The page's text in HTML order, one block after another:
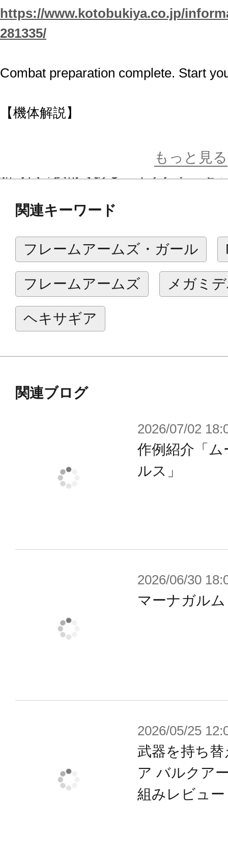
https://www.kotobukiya.co.jp/
281335/
Combat preparation complete. Start
【機体解説】
開発から間もなく登場した第一世代
は、中でも特にシンプルな「ヘキサ
例とも言える。
このような既存機械のヘキサグラム
成し、へキサグラムの恩恵による連
ベースモデルから継承される使い勝
そのシンプルさゆえの信頼性から当
つ使用され続けており、投入される
仕様の「イエティ」など様々な派生
搭載し各種アーマータイプやネット
ではSANATと連接できるように通
されている。
物顔で闊歩している。
【商品仕様】
■各所に備えた3mm径、ヘキサギア
り、ヘキサギアシリーズはもちろん
アームズやフレームアームズ・ガー
リングサポートグッズなどの付属パ
もっと見る
関連キーワード
フレームアームズ・ガール
フレームアームズ メガミ
ヘキサギア
関連ブログ
2026/07/02
作例紹介「
ルス」
2026/06/30
マーナガル
2026/05/25
武器を持ち
ア バルクア
組みレビュー